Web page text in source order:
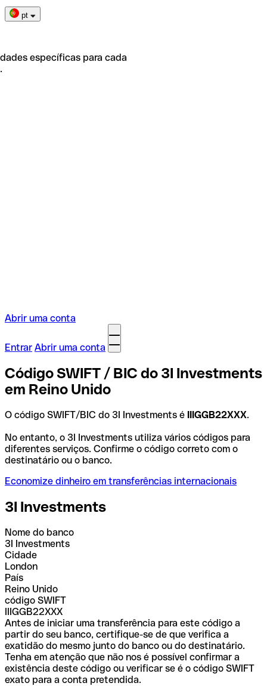
pt
específicas para cada
Abrir uma conta
Entrar Abrir uma conta
Código SWIFT / BIC do 3I Investments
em Reino Unido
O código SWIFT/BIC do 3I Investments é IIIGGB22XXX.
No entanto, o 3I Investments utiliza vários códigos para
diferentes serviços. Confirme o código correto com o
destinatário ou o banco.
Economize dinheiro em transferências internacionais
3I Investments
Nome do banco
3I Investments
Cidade
London
País
Reino Unido
código SWIFT
IIIGGB22XXX
Antes de iniciar uma transferência para este código a
partir do seu banco, certifique-se de que verifica a
exatidão do mesmo junto do banco ou do destinatário.
Tenha em atenção que não nos é possível confirmar a
existência deste código ou verificar se é o código SWIFT
exato para a conta pretendida.